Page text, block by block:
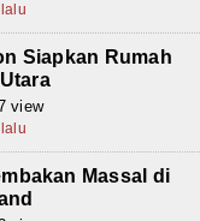
Siapkan Rumah
view
Massal di